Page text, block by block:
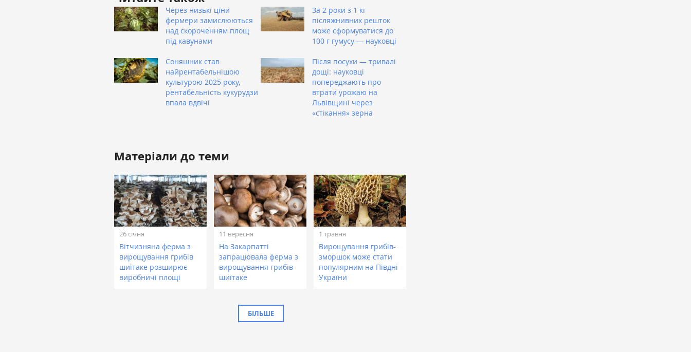
Через низькі ціни
фермери замислюються
над скороченням площ
під кавунами
За 2 роки з 1 кг
післяжнивних решток
може сформуватися до
100 г гумусу — науковці
Соняшник став
найрентабельнішою
культурою 2025 року,
рентабельність кукурудзи
впала вдвічі
Після посухи — тривалі
дощі: науковці
попереджають про
втрати урожаю на
Львівщині через
«стікання» зерна
Матеріали до теми
26 січня
Вітчизняна ферма з
вирощування грибів
шиїтаке розширює
виробничі площі
11 вересня
На Закарпатті
запрацювала ферма з
вирощування грибів
шиїтаке
1 травня
Вирощування грибів-
зморшок може стати
популярним на Півдні
України
БІЛЬШЕ